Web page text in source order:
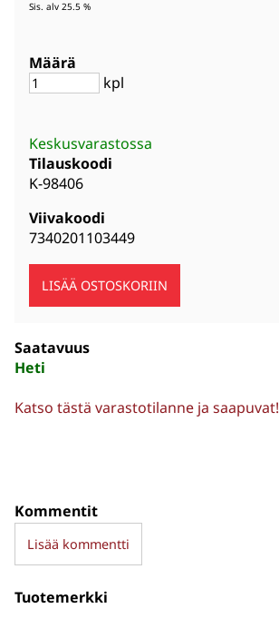
Sis. alv 25.5 %
Määrä
kpl
Keskusvarastossa
Tilauskoodi
K-98406
Viivakoodi
7340201103449
Saatavuus
Heti
Katso tästä varastotilanne ja saapuvat!
Kommentit
Lisää kommentti
Tuotemerkki